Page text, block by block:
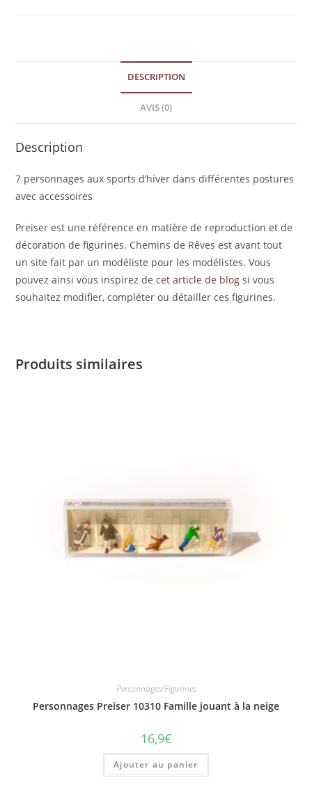
DESCRIPTION
AVIS (0)
Description
7 personnages aux sports d’hiver dans différentes postures
avec accessoires
Preiser est une référence en matière de reproduction et de
décoration de figurines. Chemins de Rêves est avant tout
un site fait par un modéliste pour les modélistes. Vous
pouvez ainsi vous inspirez decet article de blogsi vous
souhaitez modifier, compléter ou détailler ces figurines.
Produits similaires
Personnages/Figurines
Personnages Preiser 10310 Famille jouant à la neige
16,9€
Ajouter au panier